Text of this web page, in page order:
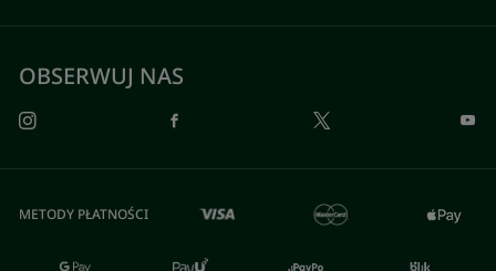
OBSERWUJ NAS
METODY PŁATNOŚCI